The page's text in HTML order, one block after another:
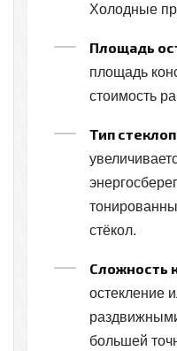
Холодные
Площадь
площадь
стоимость
Тип
стёкол.
Сложность
остекление
большей